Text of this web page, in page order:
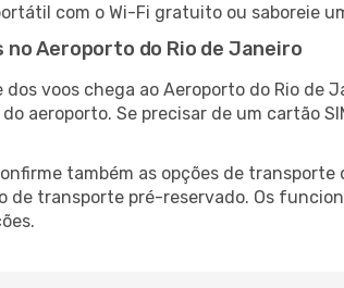
com o Wi-Fi gratuito ou saboreie
no Aeroporto do Rio de Janeiro
dos voos chega ao Aeroporto do Rio
aeroporto. Se precisar de um cartão
também as opções de
de transporte pré-reservado. Os